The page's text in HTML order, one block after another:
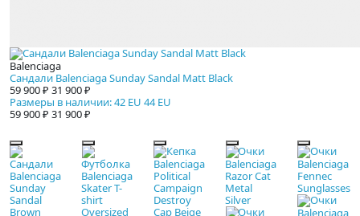
Balenciaga
Сандали Balenciaga Sunday Sandal Matt Black
59 900 ₽ 31 900 ₽
Размеры в наличии: 42 EU 44 EU
59 900 ₽ 31 900 ₽